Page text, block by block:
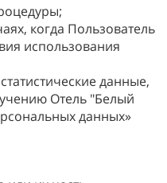
когда Пользователь
использования
данные,
Отель "Белый
данных»